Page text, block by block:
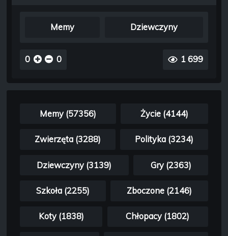
Memy Dziewczyny
0 0 1 699
Memy (57356) Życie (4144)
Zwierzęta (3288) Polityka (3234)
Dziewczyny (3139) Gry (2363)
Szkoła (2255) Zboczone (2146)
Koty (1838) Chłopacy (1802)